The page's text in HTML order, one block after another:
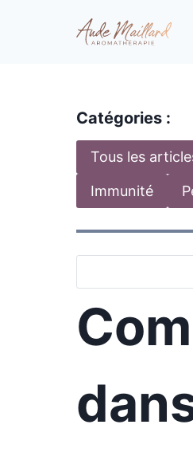
Catégories :
Tous les
Immunité